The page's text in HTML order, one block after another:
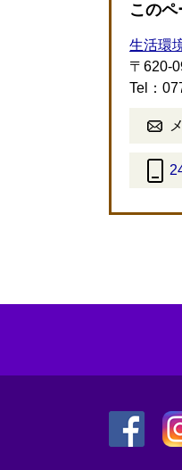
この
生活環
〒620-
Tel：
外
ク